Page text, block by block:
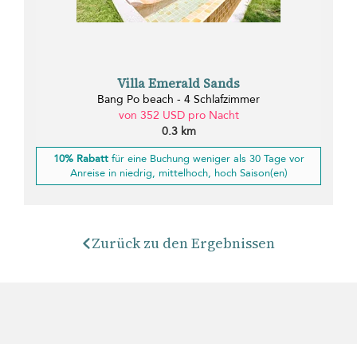
Villa Emerald Sands
Bang Po beach - 4 Schlafzimmer
von 352 USD pro Nacht
0.3 km
10% Rabattfür eine Buchung weniger als 30 Tage vor
Anreise in niedrig, mittelhoch, hoch Saison(en)
Zurück zu den Ergebnissen